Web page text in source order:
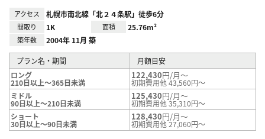
アクセス 札幌市南北線「北２４条駅」徒歩6分
間取り 1K 面積 25.76m²
築年数 2004年 11月 築
プラン名・期間
月額目安
ロング
210日以上～365日未満
122,430円/月～
初期費用他 43,560円～
ミドル
90日以上～210日未満
125,430円/月～
初期費用他 35,310円～
ショート
30日以上～90日未満
128,430円/月～
初期費用他 27,060円～